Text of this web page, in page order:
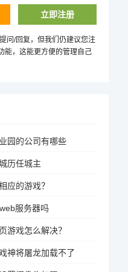
立即注册
问/回复，但我们仍建议您注
能，这能更方便的管理自己
园的公司有哪些
历任城主
应的游戏？
服务器吗
游戏怎么解决？
神将屠龙加载不了